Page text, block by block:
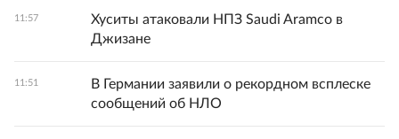
11:57
Хуситы атаковали НПЗ Saudi Aramco в
Джизане
11:51
В Германии заявили о рекордном всплеске
сообщений об НЛО